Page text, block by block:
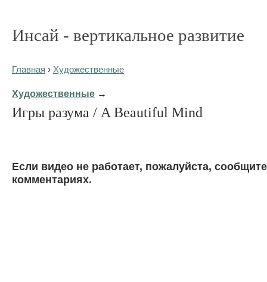
Инсай - вертикальное развитие
Главная › Художественные
Художественные →
Игры разума / A Beautiful Mind
Eсли видео не работает, пожалуйста,
комментариях.